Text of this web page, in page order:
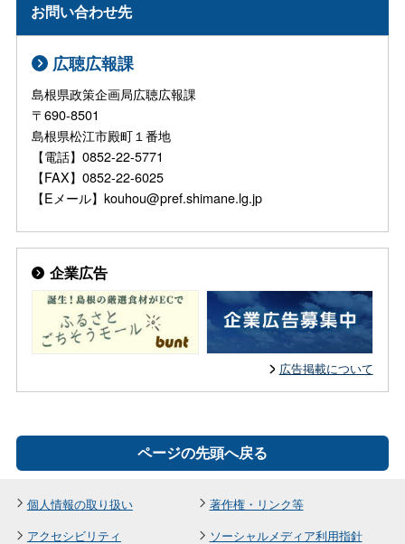
お問い合わせ先
広聴広報課
島根県政策企画局広聴広報課
〒690-8501
島根県松江市殿町１番地
【電話】0852-22-5771
【FAX】0852-22-6025
【Eメール】kouhou@pref.shimane.lg.jp
企業広告
広告掲載について
ページの先頭へ戻る
個人情報の取り扱い
著作権・リンク等
アクセシビリティ
ソーシャルメディア利用指針